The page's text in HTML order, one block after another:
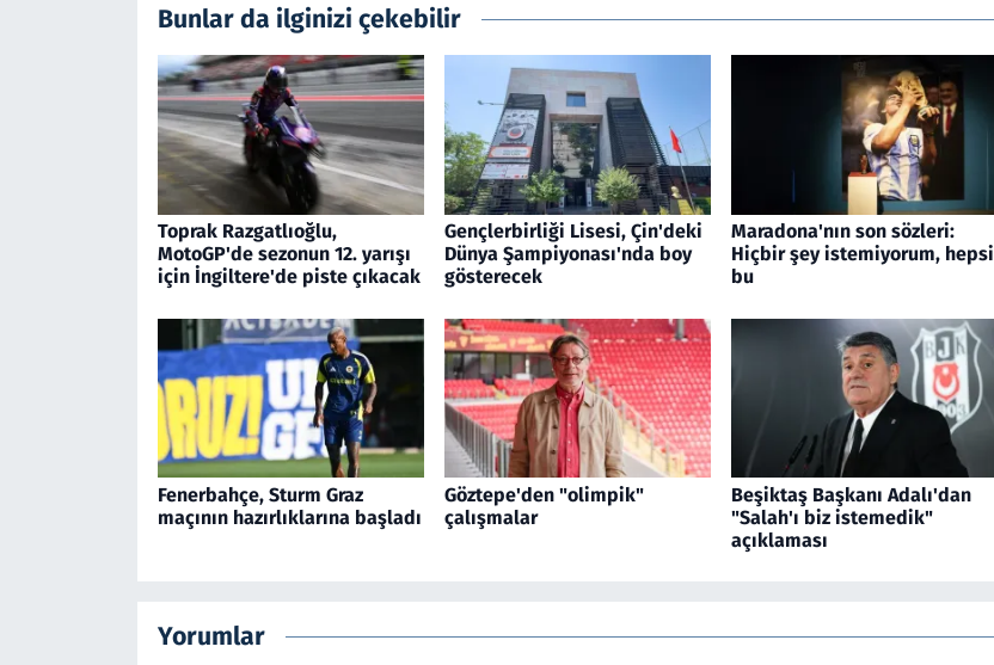
Bunlar da ilginizi çekebilir
Toprak Razgatlıoğlu,
MotoGP'de sezonun 12. yarışı
için İngiltere'de piste çıkacak
Gençlerbirliği Lisesi, Çin'deki
Dünya Şampiyonası'nda boy
gösterecek
Maradona'nın son sözleri:
Hiçbir şey istemiyorum, hepsi
bu
Fenerbahçe, Sturm Graz
maçının hazırlıklarına başladı
Göztepe'den "olimpik"
çalışmalar
Beşiktaş Başkanı Adalı'dan
"Salah'ı biz istemedik"
açıklaması
Yorumlar